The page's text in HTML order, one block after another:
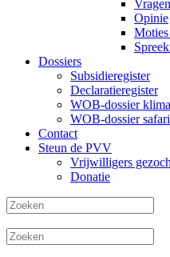
Vragen
Opinie
Moties
Dossiers
Subsidieregister
Declaratieregister
WOB-dossier
WOB-dossier
Contact
Steun de PVV
Vrijwilligers
Donatie